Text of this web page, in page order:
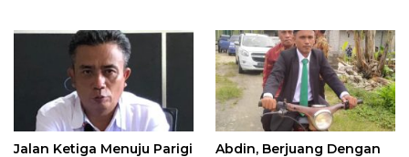
Jalan Ketiga Menuju Parigi
Abdin, Berjuang Dengan